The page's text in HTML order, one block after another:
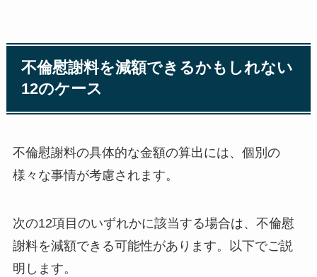
不倫慰謝料を減額できるかもしれない
12のケース
不倫慰謝料の具体的な金額の算出には、個別の
様々な事情が考慮されます。
次の12項目のいずれかに該当する場合は、不倫慰
謝料を減額できる可能性があります。以下でご説
明します。